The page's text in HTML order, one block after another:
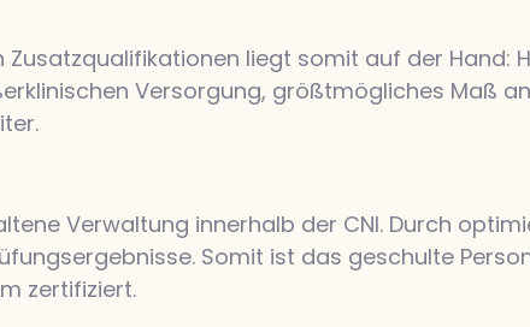
liegt somit auf der Hand:
Versorgung, größtmögliches Maß
Verwaltung innerhalb der CNI. Durch
Somit ist das geschulte
zertifiziert.